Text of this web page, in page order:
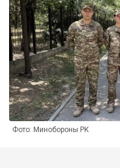
Фото: Минобороны РК